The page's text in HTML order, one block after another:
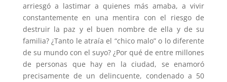
arriesgó a lastimar a quienes más amaba, a vivir
constantemente en una mentira con el riesgo de
destruir la paz y el buen nombre de ella y de su
familia? ¿Tanto le atraía el “chico malo” o lo diferente
de su mundo con el suyo? ¿Por qué de entre millones
de personas que hay en la ciudad, se enamoró
precisamente de un delincuente, condenado a 50